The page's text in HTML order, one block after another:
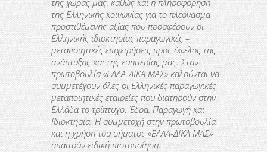
της χώρας μας, καθώς και η πληροφόρηση
της Ελληνικής κοινωνίας για το πλεόνασμα
προστιθέμενης αξίας που προσφέρουν οι
Ελληνικής ιδιοκτησίας παραγωγικές –
μεταποιητικές επιχειρήσεις προς όφελος της
ανάπτυξης και της ευημερίας μας. Στην
πρωτοβουλία «ΕΛΛΑ-∆ΙΚΑ ΜΑΣ» καλούνται να
συμμετέχουν όλες οι Ελληνικές παραγωγικές –
μεταποιητικές εταιρείες που διατηρούν στην
Ελλάδα το τρίπτυχο: Έδρα, Παραγωγή και
Ιδιοκτησία. Η συμμετοχή στην πρωτοβουλία
και η χρήση του σήματος «ΕΛΛΑ-∆ΙΚΑ ΜΑΣ»
απαιτούν ειδική πιστοποίηση.